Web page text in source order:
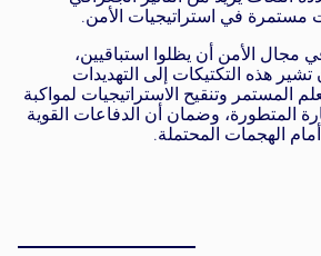
مستمرة في استراتيجيات الأمن.
الأمن أن يظلوا استباقيين،
هذه التكتيكات إلى التهديدات
المستمر وتنقيح الاستراتيجيات لمواكبة
المتطورة، وضمان أن الدفاعات القوية
الهجمات المحتملة.